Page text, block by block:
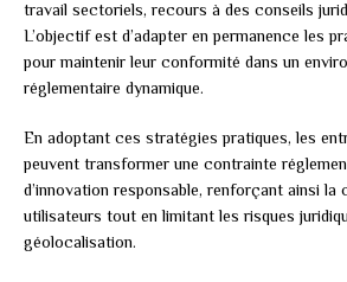
travail sectoriels, recours à des conseils
L’objectif est d’adapter en permanence les
pour maintenir leur conformité dans un
réglementaire dynamique.
En adoptant ces stratégies pratiques, les
peuvent transformer une contrainte
d’innovation responsable, renforçant ainsi la
utilisateurs tout en limitant les risques
géolocalisation.